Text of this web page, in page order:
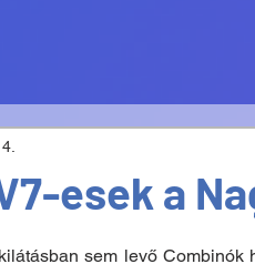
esek a
sem levő Combinók